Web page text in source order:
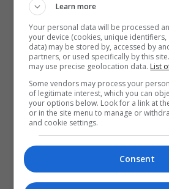
ΔΕΙΤΕ ΕΠΙΣΗΣ
«Κλεμμένος Πειρατής»
Blue»: Το διπλό
Απόστολου Χαντζαρά
Artist Unknown – Η
Η συγκλονιστική
ζωγράφου Ήβης
Δημοτικό Θέατρο
Conduit Ensemble:
ορχήστρας δωματίου
Learn more
Your personal data will be processed
your device (cookies, unique
data) may be stored by, accessed by
partners, or used specifically by this
may use precise geolocation data. List
Some vendors may process your
of legitimate interest, which you can
your options below. Look for a link at
or in the site menu to manage or
and cookie settings.
Consent